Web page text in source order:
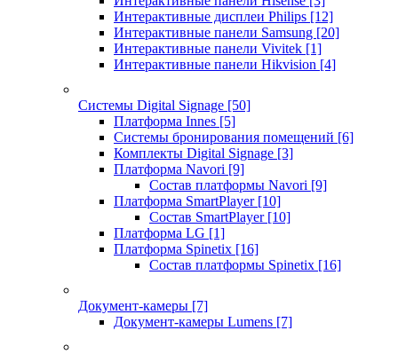
Интерактивные дисплеи Philips [12]
Интерактивные панели Samsung [20]
Интерактивные панели Vivitek [1]
Интерактивные панели Hikvision [4]
Системы Digital Signage [50]
Платформа Innes [5]
Системы бронирования помещений [6]
Комплекты Digital Signage [3]
Платформа Navori [9]
Состав платформы Navori [9]
Платформа SmartPlayer [10]
Состав SmartPlayer [10]
Платформа LG [1]
Платформа Spinetix [16]
Состав платформы Spinetix [16]
Документ-камеры [7]
Документ-камеры Lumens [7]